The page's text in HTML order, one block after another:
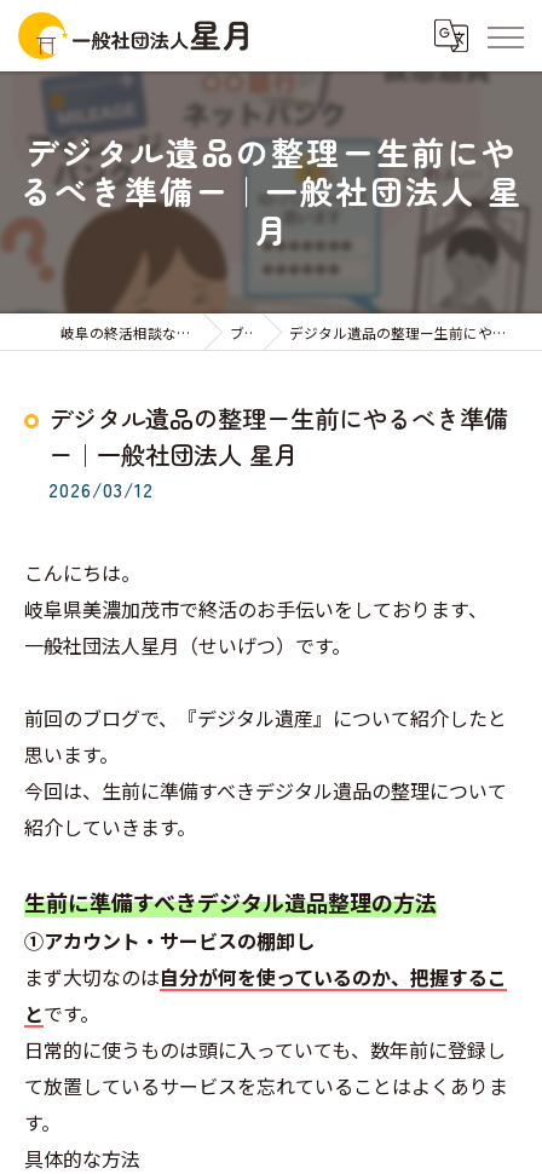
デジタル遺品の整理ー生前にや
るべき準備ー｜一般社団法人 星
月
岐阜の終活相談なら一般社団法人星月 ブログ デジタル遺品の整理ー生前にやるべき準備ー｜一般社団法人 星月
デジタル遺品の整理ー生前にやるべき準備
ー｜一般社団法人 星月
2026/03/12
こんにちは。
岐阜県美濃加茂市で終活のお手伝いをしております、
一般社団法人星月（せいげつ）です。
前回のブログで、『デジタル遺産』について紹介したと
思います。
今回は、生前に準備すべきデジタル遺品の整理について
紹介していきます。
生前に準備すべきデジタル遺品整理の方法
①アカウント・サービスの棚卸し
まず大切なのは自分が何を使っているのか、把握するこ
とです。
日常的に使うものは頭に入っていても、数年前に登録し
て放置しているサービスを忘れていることはよくありま
す。
具体的な方法